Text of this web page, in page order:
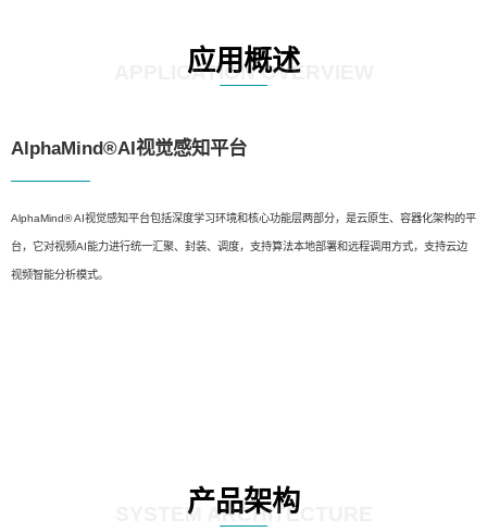
应用概述
APPLICATION OVERVIEW
AlphaMind®AI视觉感知平台
AlphaMind® AI视觉感知平台包括深度学习环境和核心功能层两部分，是云原生、容器化架构的平
台，它对视频AI能力进行统一汇聚、封装、调度，支持算法本地部署和远程调用方式，支持云边
视频智能分析模式。
产品架构
SYSTEM ARCHITECTURE